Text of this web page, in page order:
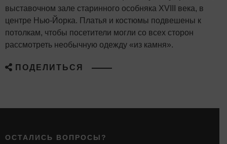
выставочном зале старинного особняка XVIII века, в
центре Нью-Йорка. Платья и костюмы подвешены к
потолкам, чтобы посетители могли со всех сторон
рассмотреть необычную одежду «из камня».
ПОДЕЛИТЬСЯ
ОСТАЛИСЬ ВОПРОСЫ?